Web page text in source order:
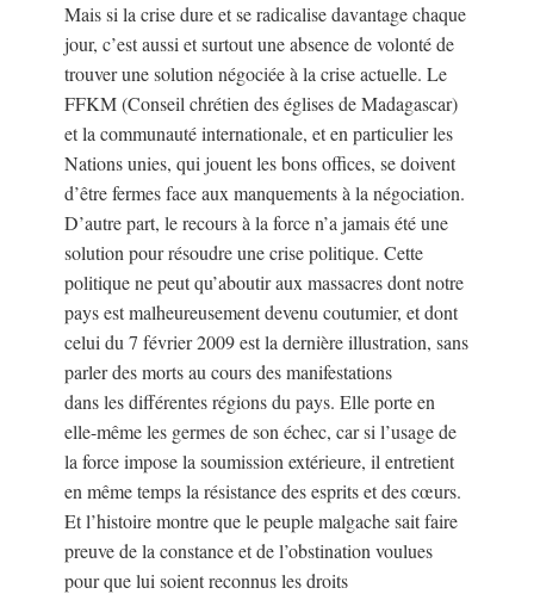
Mais si la crise dure et se radicalise davantage chaque
jour, c’est aussi et surtout une absence de volonté de
trouver une solution négociée à la crise actuelle. Le
FFKM (Conseil chrétien des églises de Madagascar)
et la communauté internationale, et en particulier les
Nations unies, qui jouent les bons offices, se doivent
d’être fermes face aux manquements à la négociation.
D’autre part, le recours à la force n’a jamais été une
solution pour résoudre une crise politique. Cette
politique ne peut qu’aboutir aux massacres dont notre
pays est malheureusement devenu coutumier, et dont
celui du 7 février 2009 est la dernière illustration, sans
parler des morts au cours des manifestations
dans les différentes régions du pays. Elle porte en
elle-même les germes de son échec, car si l’usage de
la force impose la soumission extérieure, il entretient
en même temps la résistance des esprits et des cœurs.
Et l’histoire montre que le peuple malgache sait faire
preuve de la constance et de l’obstination voulues
pour que lui soient reconnus les droits